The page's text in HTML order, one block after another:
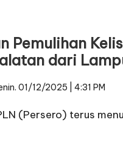
Pemulihan
dari
01/12/2025 | 4:31 PM
(Persero) terus